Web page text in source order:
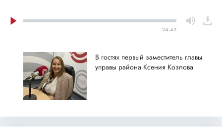
24:42
В гостях первый заместитель главы
управы района Ксения Козлова